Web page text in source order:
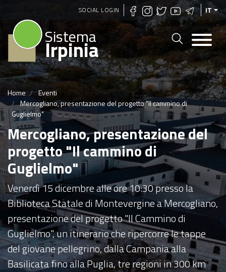
Salta
contenuto
principale
SOCIAL LOGIN IT
Sistema
Irpinia
Home
Eventi
Mercogliano, presentazione del progetto "Il cammino di
Guglielmo"
Mercogliano, presentazione del
progetto "Il cammino di
Guglielmo"
Venerdì 15 dicembre alle ore 10:30 presso la
Biblioteca Statale di Montevergine a Mercogliano,
presentazione del progetto "Il Cammino di
Guglielmo", un itinerario che ripercorre le tappe
del giovane pellegrino, dalla Campania alla
Basilicata fino alla Puglia, tre regioni in 300 km